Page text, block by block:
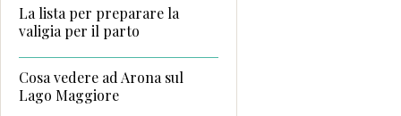
La lista per preparare la
valigia per il parto
Cosa vedere ad Arona sul
Lago Maggiore